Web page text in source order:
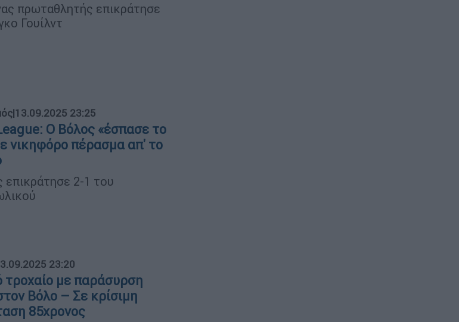
πρωταθλητής επικράτησε
Γουίλντ
|13.09.2025 23:25
Ο Βόλος «έσπασε το
νικηφόρο πέρασμα απ' το
επικράτησε 2-1 του
23:20
τροχαίο με παράσυρση
Βόλο – Σε κρίσιμη
85χρονος